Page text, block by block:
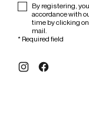
By registering,
accordance with
time by clicking
mail.
* Required field